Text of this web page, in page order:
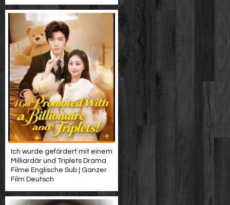
Ich wurde gefördert mit einem
Milliardär und Triplets Drama
Filme Englische Sub | Ganzer
Film Deutsch